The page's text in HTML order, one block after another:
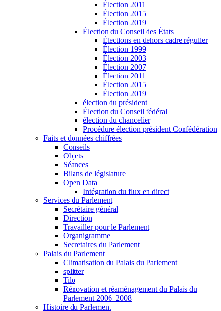
Élection 2011
Élection 2015
Élection 2019
Élection du Conseil des États
Élections en dehors cadre régulier
Élection 1999
Élection 2003
Élection 2007
Élection 2011
Élection 2015
Élection 2019
élection du président
Élection du Conseil fédéral
élection du chancelier
Procédure élection président Confédération
Faits et données chiffrées
Conseils
Objets
Séances
Bilans de législature
Open Data
Intégration du flux en direct
Services du Parlement
Secrétaire général
Direction
Travailler pour le Parlement
Organigramme
Secretaires du Parlement
Palais du Parlement
Climatisation du Palais du Parlement
splitter
Tilo
Rénovation et réaménagement du Palais du
Parlement 2006–2008
Histoire du Parlement